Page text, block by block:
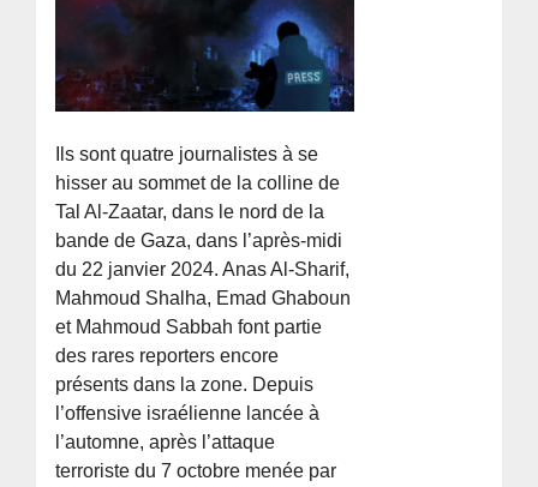
Ils sont quatre journalistes à se
hisser au sommet de la colline de
Tal Al-Zaatar, dans le nord de la
bande de Gaza, dans l’après-midi
du 22 janvier 2024. Anas Al-Sharif,
Mahmoud Shalha, Emad Ghaboun
et Mahmoud Sabbah font partie
des rares reporters encore
présents dans la zone. Depuis
l’offensive israélienne lancée à
l’automne, après l’attaque
terroriste du 7 octobre menée par